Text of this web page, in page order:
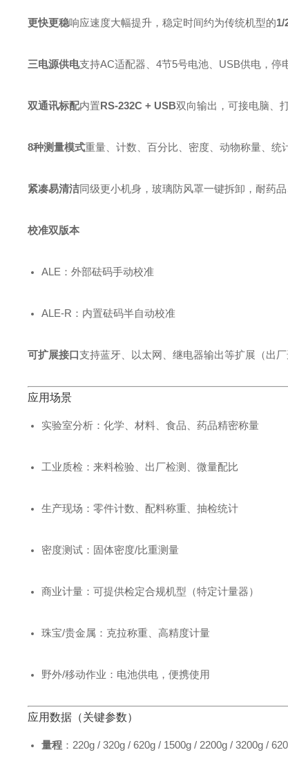
更快更稳响应速度大幅提升，稳定时间约为传统机型的1/
三电源供电支持AC适配器、4节5号电池、USB供电，停
双通讯标配内置RS‑232C + USB双向输出，可接电脑、
8种测量模式重量、计数、百分比、密度、动物称量、统
紧凑易清洁同级更小机身，玻璃防风罩一键拆卸，耐药品
校准双版本
ALE：外部砝码手动校准
ALE‑R：内置砝码半自动校准
可扩展接口支持蓝牙、以太网、继电器输出等扩展（出厂
应用场景
实验室分析：化学、材料、食品、药品精密称量
工业质检：来料检验、出厂检测、微量配比
生产现场：零件计数、配料称重、抽检统计
密度测试：固体密度/比重测量
商业计量：可提供检定合规机型（特定计量器）
珠宝/贵金属：克拉称重、高精度计量
野外/移动作业：电池供电，便携使用
应用数据（关键参数）
量程 ：220g / 320g / 620g / 1500g / 2200g / 3200g /